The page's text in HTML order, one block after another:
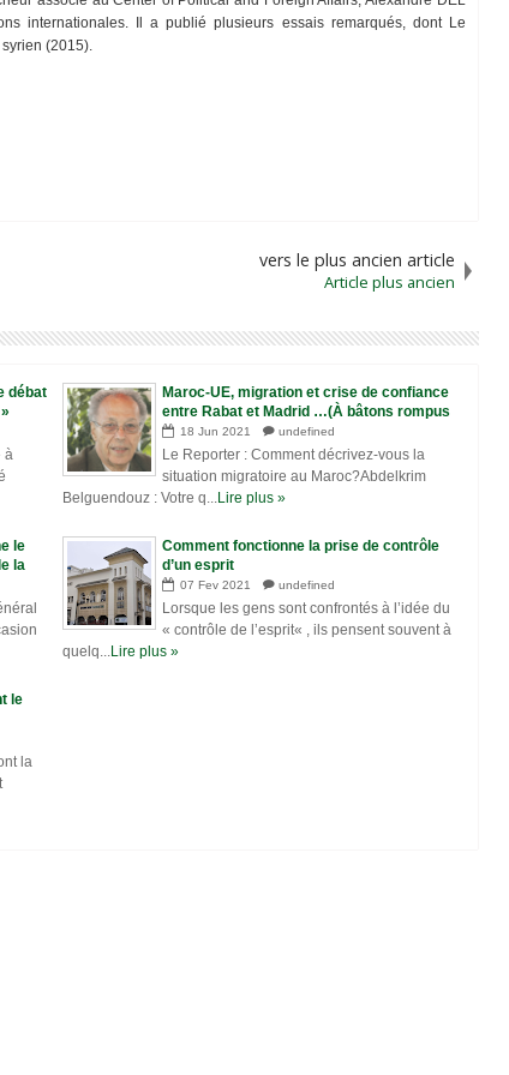
internationales. Il a publié plusieurs essais remarqués, dont Le
(2015).
vers le plus ancien article
Article plus ancien
débat
à
Maroc-UE, migration et crise de confiance
entre Rabat et Madrid …(À bâtons rompus
avec Abdelkrim Belguendouz, «Le
Reporter», 17 juin 2021)
18 Jun 2021 undefined
Le Reporter : Comment décrivez-vous la
situation migratoire au Maroc?Abdelkrim
Belguendouz : Votre q...Lire plus »
le
la
Comment fonctionne la prise de contrôle
d’un esprit
07 Fev 2021 undefined
Lorsque les gens sont confrontés à l’idée du
« contrôle de l’esprit« , ils pensent souvent à
quelq...Lire plus »
le
la
07
2022